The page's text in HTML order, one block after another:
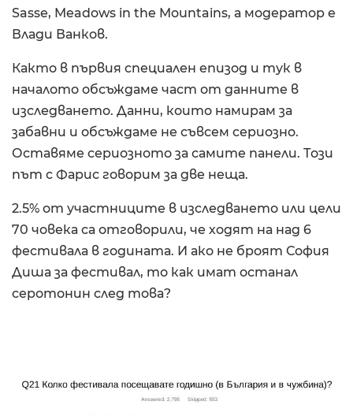
Sassе, Meadows in the Mountains, а модератор е
Влади Ванков.
Както в първия специален епизод и тук в
началото обсъждаме част от данните в
изследването. Данни, които намирам за
забавни и обсъждаме не съвсем сериозно.
Оставяме сериозното за самите панели. Този
път с Фарис говорим за две неща.
2.5% от участниците в изследването или цели
70 човека са отговорили, че ходят на над 6
фестивала в годината. И ако не броят София
Диша за фестивал, то как имат останал
серотонин след това?